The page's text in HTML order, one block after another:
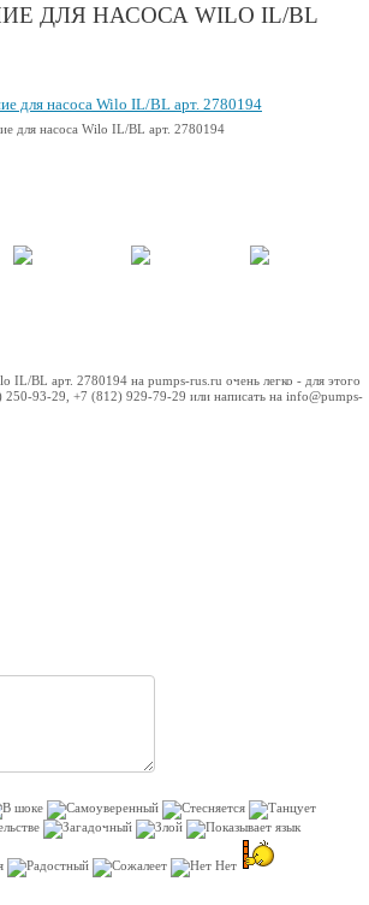
ДЛЯ НАСОСА WILO IL/BL
для насоса Wilo IL/BL арт. 2780194
IL/BL арт. 2780194 на pumps-rus.ru очень легко - для этого
93-29, +7 (812) 929-79-29 или написать на info@pumps-